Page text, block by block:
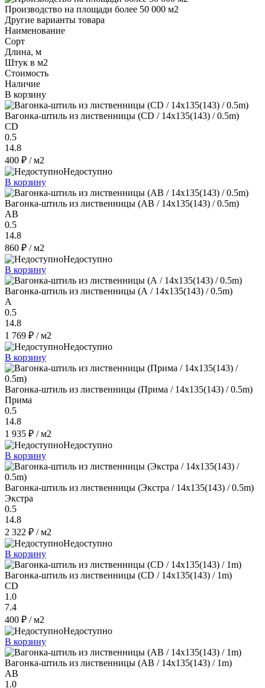
Производство на площади более 50 000 м2
Другие варианты товара
Наименование
Сорт
Длина, м
Штук в м2
Стоимость
Наличие
В корзину
Вагонка-штиль из лиственницы (CD / 14x135(143) / 0.5m)
CD
0.5
14.8
400 ₽ / м2
Недоступно
В корзину
Вагонка-штиль из лиственницы (AB / 14x135(143) / 0.5m)
AB
0.5
14.8
860 ₽ / м2
Недоступно
В корзину
Вагонка-штиль из лиственницы (А / 14x135(143) / 0.5m)
A
0.5
14.8
1 769 ₽ / м2
Недоступно
В корзину
Вагонка-штиль из лиственницы (Прима / 14x135(143) / 0.5m)
Прима
0.5
14.8
1 935 ₽ / м2
Недоступно
В корзину
Вагонка-штиль из лиственницы (Экстра / 14x135(143) / 0.5m)
Экстра
0.5
14.8
2 322 ₽ / м2
Недоступно
В корзину
Вагонка-штиль из лиственницы (CD / 14x135(143) / 1m)
CD
1.0
7.4
400 ₽ / м2
Недоступно
В корзину
Вагонка-штиль из лиственницы (AB / 14x135(143) / 1m)
AB
1.0